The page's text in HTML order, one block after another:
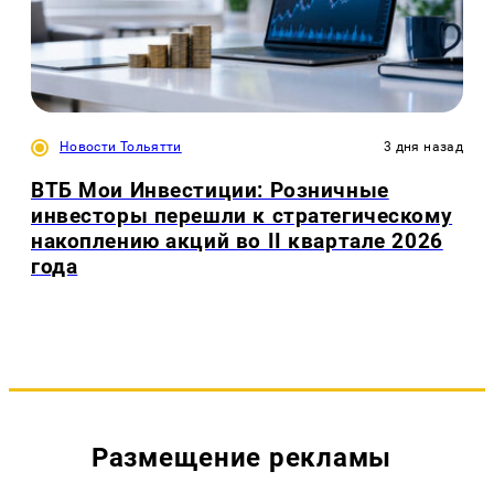
Новости Тольятти 3 дня назад
ВТБ Мои Инвестиции: Розничные
инвесторы перешли к стратегическому
накоплению акций во II квартале 2026
года
Размещение рекламы